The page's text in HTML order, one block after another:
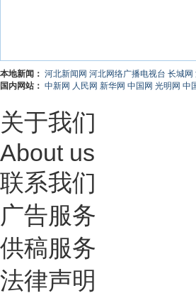
本地新闻： 河北新闻网 河北网络广播电视台 长城网
国内网站： 中新网 人民网 新华网 中国网 光明网 中
关于我们
About us
联系我们
广告服务
供稿服务
法律声明